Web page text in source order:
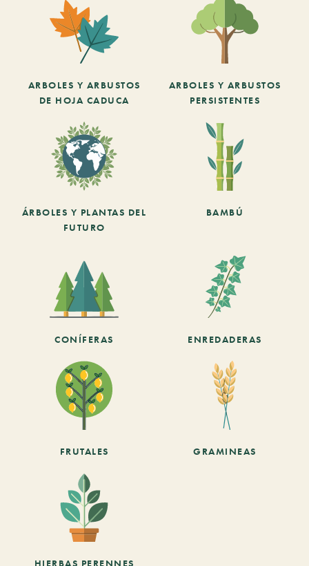
ARBOLES Y ARBUSTOS
DE HOJA CADUCA
ARBOLES Y ARBUSTOS
PERSISTENTES
ÁRBOLES Y PLANTAS DEL
FUTURO
BAMBÚ
CONÍFERAS ENREDADERAS
FRUTALES GRAMINEAS
HIERBAS PERENNES